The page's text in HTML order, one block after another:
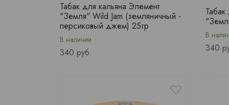
Табак для кальяна Элемент
"Земля" Wild Jam (земляничный -
персиковый джем) 25гр
В наличии
Price
340 руб.
В
Price
340